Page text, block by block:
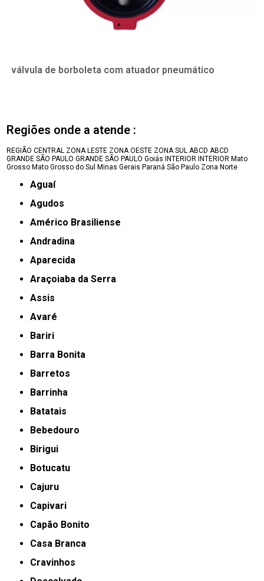
válvula de borboleta com atuador pneumático
Regiões onde a atende :
REGIÃO CENTRAL ZONA LESTE ZONA OESTE ZONA SUL ABCD ABCD
GRANDE SÃO PAULO GRANDE SÃO PAULO Goiás INTERIOR INTERIOR Mato
Grosso Mato Grosso do Sul Minas Gerais Paraná São Paulo Zona Norte
Aguaí
Agudos
Américo Brasiliense
Andradina
Aparecida
Araçoiaba da Serra
Assis
Avaré
Bariri
Barra Bonita
Barretos
Barrinha
Batatais
Bebedouro
Birigui
Botucatu
Cajuru
Capivari
Capão Bonito
Casa Branca
Cravinhos